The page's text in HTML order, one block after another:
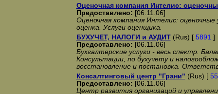
Оценочная компания Интелис:
Предоставлено: [06.11.06]
Оценочная компания Интелис: оценочные
оценка. Услуги оценщика.
БУХУЧЕТ, НАЛОГИ и АУДИТ(Rus) [ 5891 ]
Предоставлено: [06.11.06]
Бухгалтерские услуги - весь спектр.
Консультации, по бухучету и
восстановление и постановка.
Консалтинговый центр "Грани" (Rus) [
Предоставлено: [06.11.06]
Центр развития организаций и